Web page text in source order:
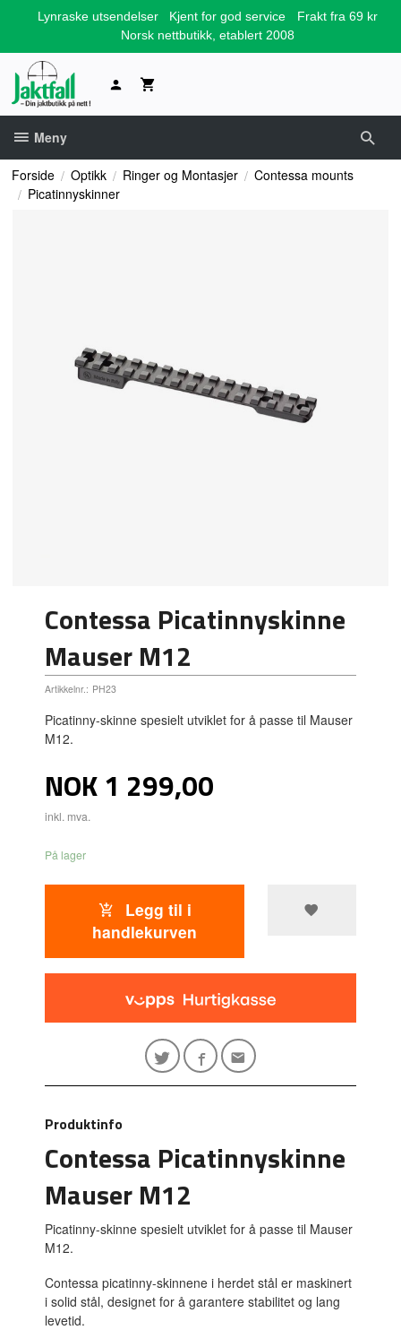
Lynraske utsendelser Kjent for god service
Frakt fra 69 kr
Norsk nettbutikk, etablert 2008
Meny
Forside Optikk Ringer og Montasjer
Contessa mounts
Picatinnyskinner
Contessa Picatinnyskinne
Mauser M12
Artikkelnr.: PH23
Picatinny-skinne spesielt utviklet for å passe til Mauser
M12.
Pris
NOK1 299,00
inkl. mva.
På lager
Legg til i
handlekurven
Produktinfo
Contessa Picatinnyskinne
Mauser M12
Picatinny-skinne spesielt utviklet for å passe til Mauser
M12.
Contessa picatinny-skinnene i herdet stål er maskinert
i solid stål, designet for å garantere stabilitet og lang
levetid.